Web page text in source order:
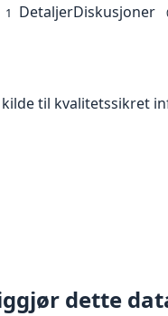
1 DetaljerDiskusjoner
til kvalitetssikret
dette